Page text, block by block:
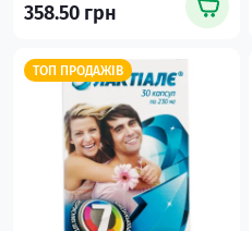
358.50 грн
ТОП ПРОДАЖІВ